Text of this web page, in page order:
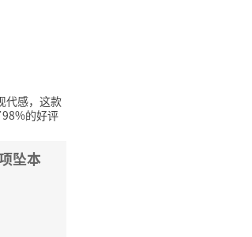
代感，这款
98%的好评
坠本